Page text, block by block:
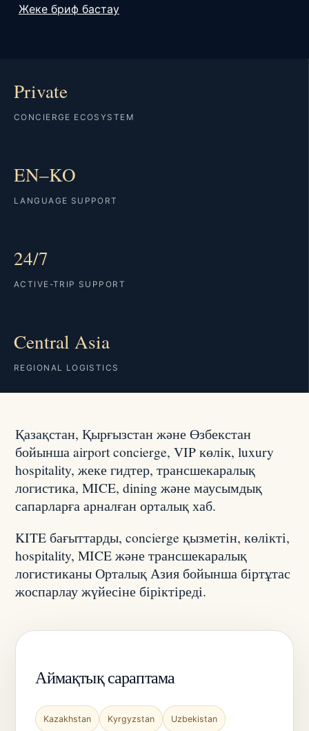
Жеке бриф бастау
Private
CONCIERGE ECOSYSTEM
EN–KO
LANGUAGE SUPPORT
24/7
ACTIVE-TRIP SUPPORT
Central Asia
REGIONAL LOGISTICS
Қазақстан, Қырғызстан және Өзбекстан
бойынша airport concierge, VIP көлік, luxury
hospitality, жеке гидтер, трансшекаралық
логистика, MICE, dining және маусымдық
сапарларға арналған орталық хаб.
KITE бағыттарды, concierge қызметін, көлікті,
hospitality, MICE және трансшекаралық
логистиканы Орталық Азия бойынша біртұтас
жоспарлау жүйесіне біріктіреді.
Аймақтық сараптама
Kazakhstan Kyrgyzstan Uzbekistan